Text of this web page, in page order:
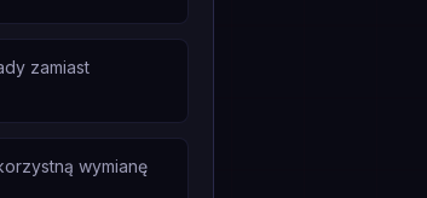
zamiast
wymianę